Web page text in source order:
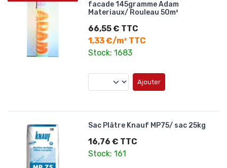
facade 145gramme Adam
Materiaux/ Rouleau 50m²
66,55 € TTC
1,33 €/m² TTC
Stock: 1683
Ajouter
Sac Plâtre Knauf MP75/ sac 25kg
16,76 € TTC
Stock: 161